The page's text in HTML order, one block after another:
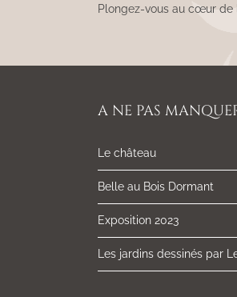
Plongez-vous au cœur de
A NE PAS
Le château
Belle au Bois Dormant
Exposition 2023
Les jardins dessinés par